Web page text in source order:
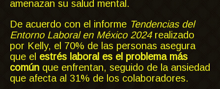
amenazan su salud mental.
De acuerdo con el informe Tendencias del
Entorno Laboral en México 2024realizado
por Kelly, el 70% de las personas asegura
que el estrés laboral es el problema más
común que enfrentan, seguido de la ansiedad
que afecta al 31% de los colaboradores.